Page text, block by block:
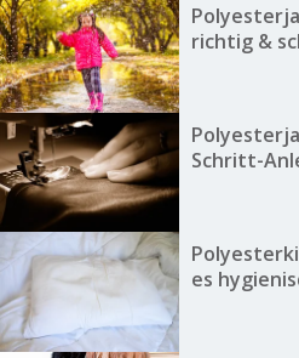
richtig &
Schritt-
es